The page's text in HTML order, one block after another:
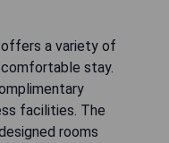
a variety of
stay.
facilities. The
rooms